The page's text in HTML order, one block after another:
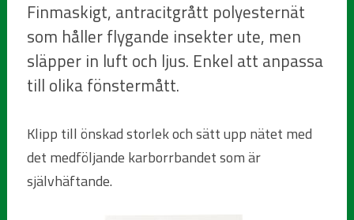
Finmaskigt, antracitgrått polyesternät
som håller flygande insekter ute, men
släpper in luft och ljus. Enkel att anpassa
till olika fönstermått.
Klipp till önskad storlek och sätt upp nätet med
det medföljande karborrbandet som är
självhäftande.